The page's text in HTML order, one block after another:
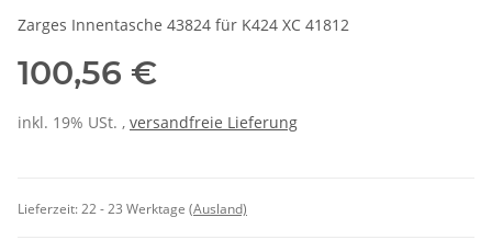
Zarges Innentasche 43824 für K424 XC 41812
100,56 €
inkl. 19% USt. , versandfreie Lieferung
Lieferzeit:22 - 23 Werktage (Ausland)